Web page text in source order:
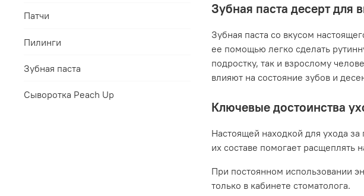
Зубная паста десерт для
Зубная паста со вкусом
ее помощью легко сделать
подростку, так и взрослому
влияют на состояние зубов и
Ключевые достоинства
Настоящей находкой для ухода
их составе помогает расщеплять
При постоянном использовании
только в кабинете стоматолога.
Патчи
Пилинги
Зубная паста
Сыворотка Peach Up